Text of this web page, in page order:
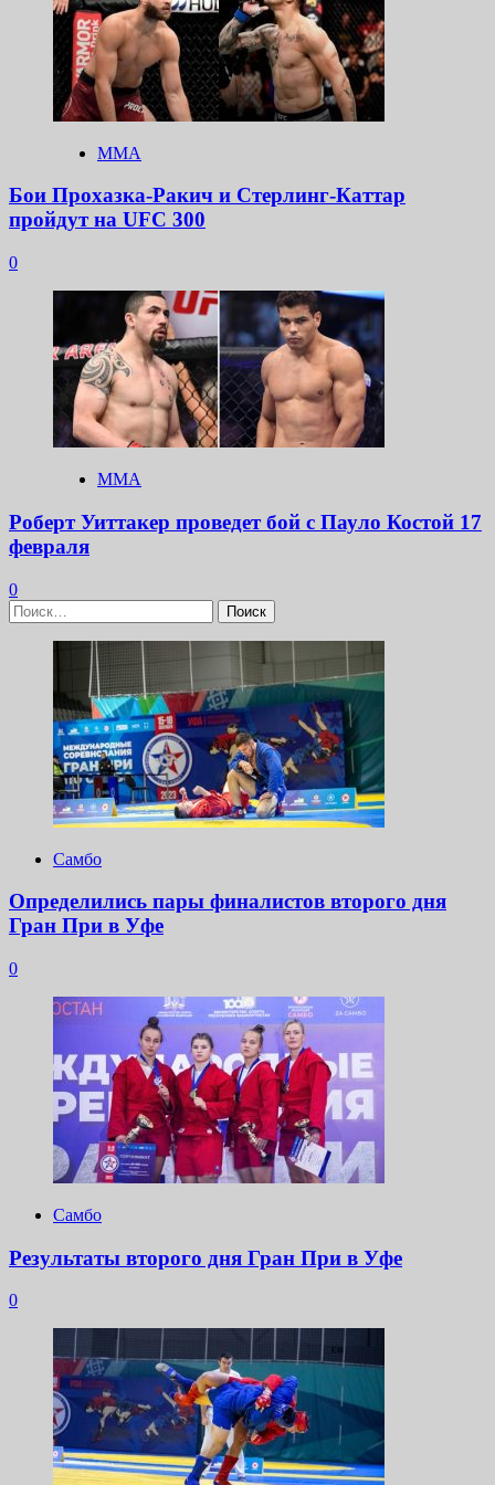
ММА
Бои Прохазка-Ракич и Стерлинг-Каттар
пройдут на UFC 300
0
ММА
Роберт Уиттакер проведет бой с Пауло Костой 17
февраля
0
Найти:
Самбо
Определились пары финалистов второго дня
Гран При в Уфе
0
Самбо
Результаты второго дня Гран При в Уфе
0